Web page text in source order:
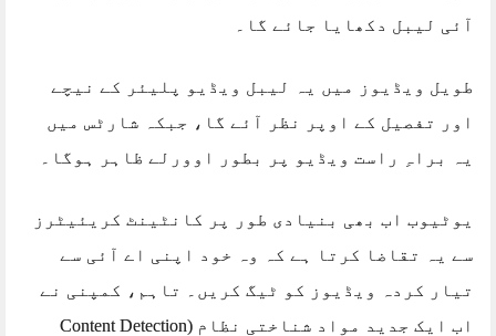
آئی لیبل دکھایا جائے گا۔
طویل ویڈیوز میں یہ لیبل ویڈیو پلیئر کے نیچے
اور تفصیل کے اوپر نظر آئے گا، جبکہ شارٹس میں
یہ براہِ راست ویڈیو پر بطور اوورلے ظاہر ہوگا۔
یوٹیوب اب بھی بنیادی طور پر کانٹینٹ کریئیٹرز
سے یہ تقاضا کرتا ہے کہ وہ خود اپنی اے آئی سے
تیار کردہ ویڈیوز کو ٹیگ کریں۔ تاہم، کمپنی نے
اب ایک جدید مواد شناختی نظام (Content Detection